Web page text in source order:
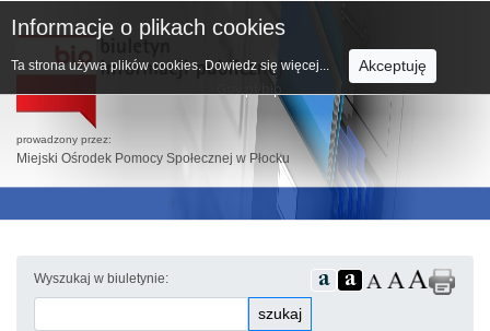
prowadzony przez:
Miejski Ośrodek Pomocy Społecznej w Płocku
Wyszukaj w biuletynie:
szukaj
Informacje o plikach cookies
Ta strona używa plików cookies. Dowiedz się więcej... Akceptuję